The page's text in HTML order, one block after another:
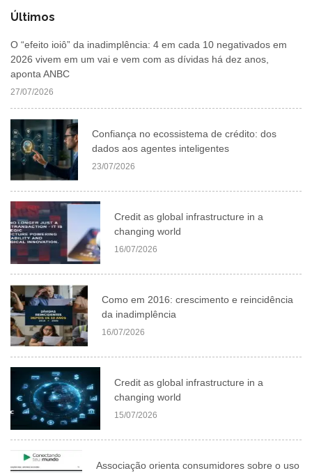
Últimos
O “efeito ioiô” da inadimplência: 4 em cada 10 negativados em
2026 vivem em um vai e vem com as dívidas há dez anos,
aponta ANBC
27/07/2026
Confiança no ecossistema de crédito: dos
dados aos agentes inteligentes
23/07/2026
Credit as global infrastructure in a
changing world
16/07/2026
Como em 2016: crescimento e reincidência
da inadimplência
16/07/2026
Credit as global infrastructure in a
changing world
15/07/2026
Associação orienta consumidores sobre o uso